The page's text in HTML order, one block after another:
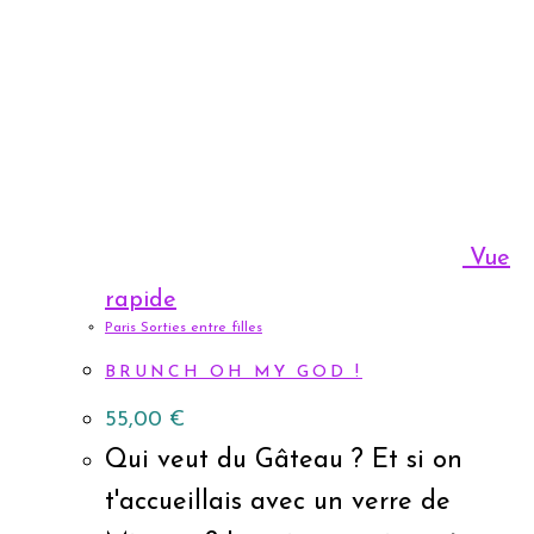
Vue
rapide
Paris Sorties entre filles
BRUNCH OH MY GOD !
55,00 €
Qui veut du Gâteau ? Et si on
t'accueillais avec un verre de